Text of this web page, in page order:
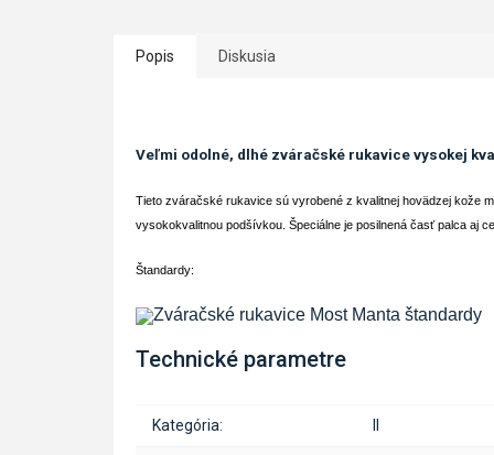
Popis Diskusia
Veľmi odolné, dlhé zváračské rukavice vysokej
Tieto zváračské rukavice sú vyrobené z kvalitnej hovädzej kože
vysokokvalitnou podšívkou. Špeciálne je posilnená časť palca aj
Štandardy:
Technické parametre
Kategória: